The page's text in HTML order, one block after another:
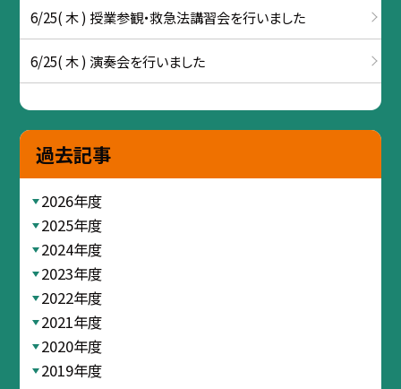
6/25( 木 ) 授業参観・救急法講習会を行いました
6/25( 木 ) 演奏会を行いました
過去記事
2026年度
2025年度
2024年度
2023年度
2022年度
2021年度
2020年度
2019年度